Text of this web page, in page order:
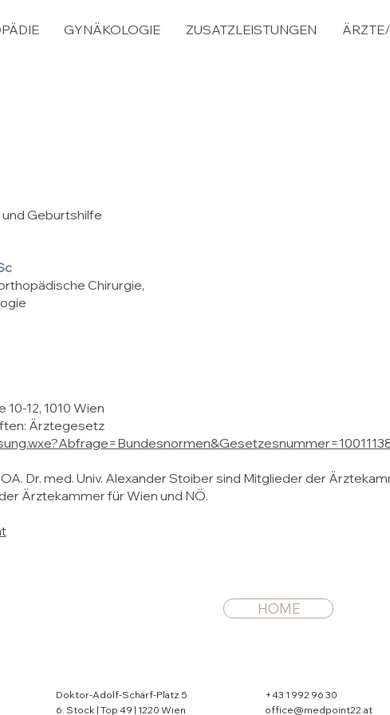
GYNÄKOLOGIE ZUSATZLEISTUNGEN
Geburtshilfe
Chirurgie,
12, 1010 Wien
Ärztegesetz
OA. Dr. med. Univ. Alexander Stoiber sind Mitglieder der
Ärztekammer für Wien und NÖ.
HOME
Doktor-Adolf-Schärf-Platz 5
6. Stock | Top 49 | 1220 Wien
+43 1 992 96 30
office@medpoint22.at